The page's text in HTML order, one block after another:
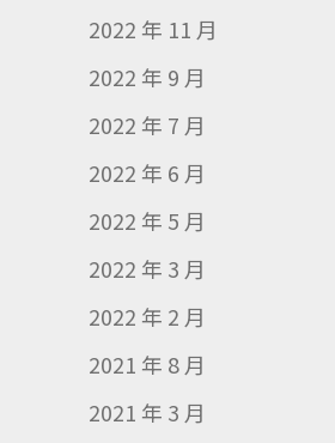
2022 年 11 月
2022 年 9 月
2022 年 7 月
2022 年 6 月
2022 年 5 月
2022 年 3 月
2022 年 2 月
2021 年 8 月
2021 年 3 月